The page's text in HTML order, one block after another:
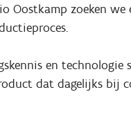
Oostkamp zoeken
en technologie
dat dagelijks bij